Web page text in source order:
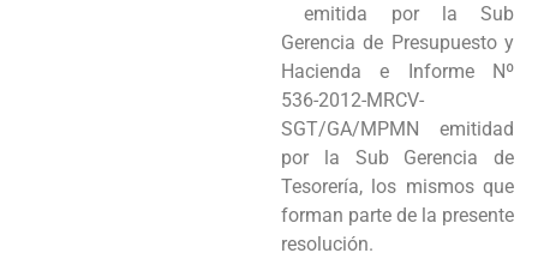
emitida por la Sub
Gerencia de Presupuesto y
Hacienda e Informe Nº
536-2012-MRCV-
SGT/GA/MPMN emitidad
por la Sub Gerencia de
Tesorería, los mismos que
forman parte de la presente
resolución.